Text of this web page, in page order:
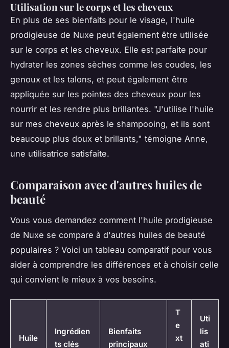
Utilisation sur le corps et les cheveux
En plus de ses bienfaits pour le visage, l'huile
prodigieuse de Nuxe peut également être utilisée
sur le corps et les cheveux. Elle est parfaite pour
hydrater les zones sèches comme les coudes, les
genoux et les talons, et peut également être
appliquée sur les pointes des cheveux pour les
nourrir et les rendre plus brillantes. "J'utilise l'huile
sur mes cheveux après le shampooing, et ils sont
beaucoup plus doux et brillants," témoigne Anne,
une utilisatrice satisfaite.
Comparaison avec d'autres huiles de
beauté
Vous vous demandez comment l'huile prodigieuse
de Nuxe se compare à d'autres huiles de beauté
populaires ? Voici un tableau comparatif pour vous
aider à comprendre les différences et à choisir celle
qui convient le mieux à vos besoins.
Huile
Ingrédien
ts clés
Bienfaits
principaux
T
e
xt
Uti
lis
ati